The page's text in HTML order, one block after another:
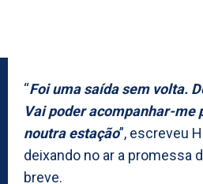
“Foi uma saída sem volta.
Vai poder acompanhar-me
noutra estação”, escreveu
deixando no ar a promessa
breve.